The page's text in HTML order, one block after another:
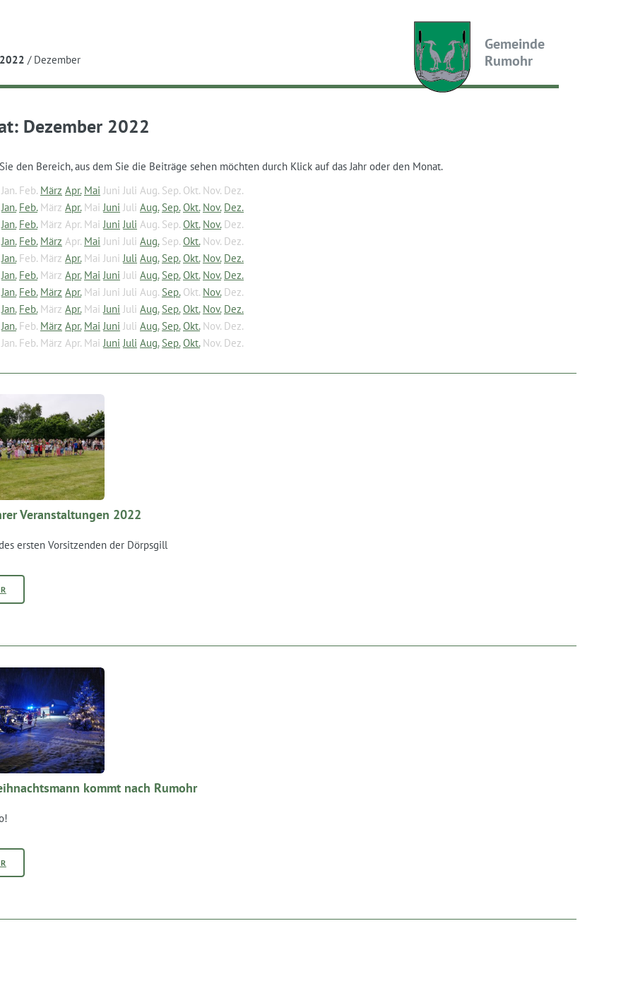
2022 / Dezember
Gemeinde
Rumohr
Dezember 2022
den Bereich, aus dem Sie die Beiträge sehen möchten durch Klick auf das Jahr oder den Monat.
Jan. Feb. März Apr. Mai Juni Juli Aug. Sep. Okt. Nov. Dez.
Jan. Feb. März Apr. Mai Juni Juli Aug. Sep. Okt. Nov. Dez.
Jan. Feb. März Apr. Mai Juni Juli Aug. Sep. Okt. Nov. Dez.
Jan. Feb. März Apr. Mai Juni Juli Aug. Sep. Okt. Nov. Dez.
Jan. Feb. März Apr. Mai Juni Juli Aug. Sep. Okt. Nov. Dez.
Jan. Feb. März Apr. Mai Juni Juli Aug. Sep. Okt. Nov. Dez.
Jan. Feb. März Apr. Mai Juni Juli Aug. Sep. Okt. Nov. Dez.
Jan. Feb. März Apr. Mai Juni Juli Aug. Sep. Okt. Nov. Dez.
Jan. Feb. März Apr. Mai Juni Juli Aug. Sep. Okt. Nov. Dez.
Jan. Feb. März Apr. Mai Juni Juli Aug. Sep. Okt. Nov. Dez.
Veranstaltungen 2022
ersten Vorsitzenden der Dörpsgill
kommt nach Rumohr